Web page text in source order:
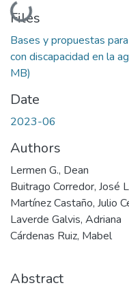
Loading...
Files
Bases y propuestas
con discapacidad en la
MB)
Date
2023-06
Authors
Lermen G., Dean
Buitrago Corredor, José
Martínez Castaño, Julio
Laverde Galvis, Adriana
Cárdenas Ruiz, Mabel
Abstract